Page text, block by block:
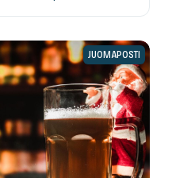
JUOMAPOSTI